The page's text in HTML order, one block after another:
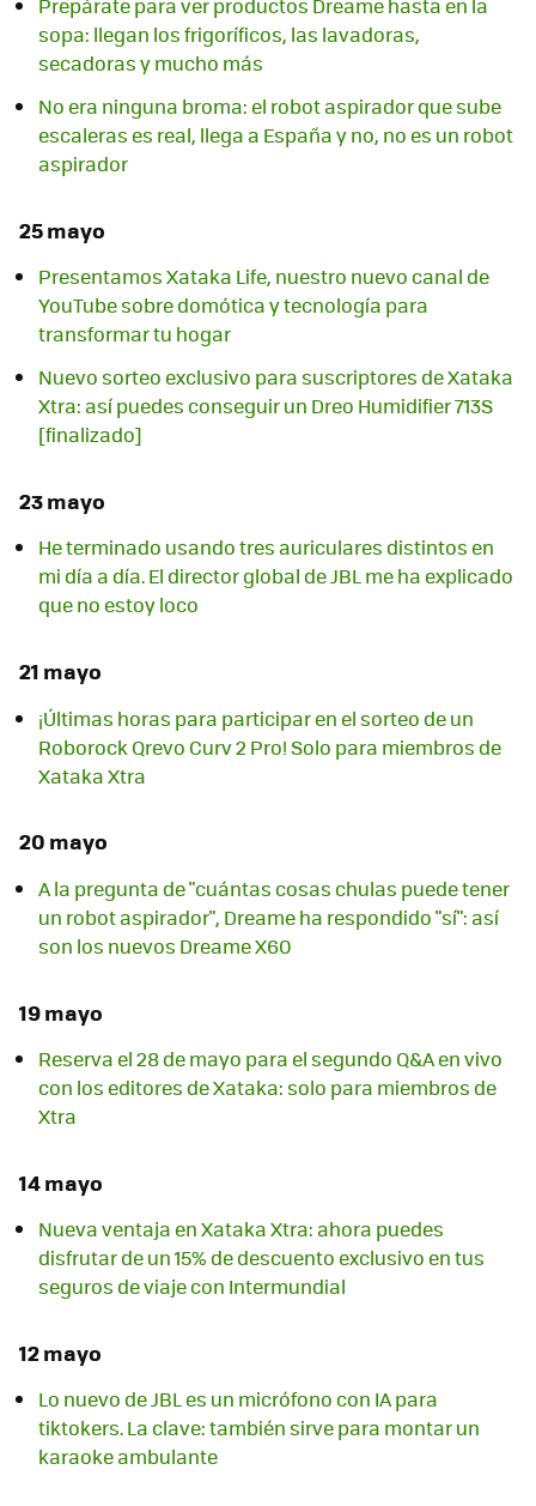
sopa: llegan los frigoríficos, las lavadoras,
secadoras y mucho más
No era ninguna broma: el robot aspirador que sube
escaleras es real, llega a España y no, no es un robot
aspirador
25 mayo
Presentamos Xataka Life, nuestro nuevo canal de
YouTube sobre domótica y tecnología para
transformar tu hogar
Nuevo sorteo exclusivo para suscriptores de Xataka
Xtra: así puedes conseguir un Dreo Humidifier 713S
[finalizado]
23 mayo
He terminado usando tres auriculares distintos en
mi día a día. El director global de JBL me ha explicado
que no estoy loco
21 mayo
¡Últimas horas para participar en el sorteo de un
Roborock Qrevo Curv 2 Pro! Solo para miembros de
Xataka Xtra
20 mayo
A la pregunta de "cuántas cosas chulas puede tener
un robot aspirador", Dreame ha respondido "sí": así
son los nuevos Dreame X60
19 mayo
Reserva el 28 de mayo para el segundo Q&A en vivo
con los editores de Xataka: solo para miembros de
Xtra
14 mayo
Nueva ventaja en Xataka Xtra: ahora puedes
disfrutar de un 15% de descuento exclusivo en tus
seguros de viaje con Intermundial
12 mayo
Lo nuevo de JBL es un micrófono con IA para
tiktokers. La clave: también sirve para montar un
karaoke ambulante